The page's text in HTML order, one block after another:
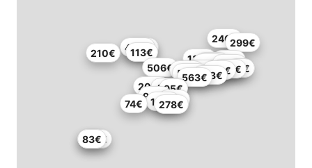
295€
74€
135€
105€
288€
97€
246€
303€
120€
116€
279€
83€
95€
506€ 367€354€
139€
200€
563€
941€
400€
210€ 463€
278€
216€
247€ 421€
299€
550€
113€